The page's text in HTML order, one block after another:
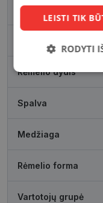
Išleidimo metai
Rėmelio dydis
Spalva
Medžiaga
Rėmelio forma
Vartotojų grupė
LEISTI TIK
RODYTI
Būtinieji